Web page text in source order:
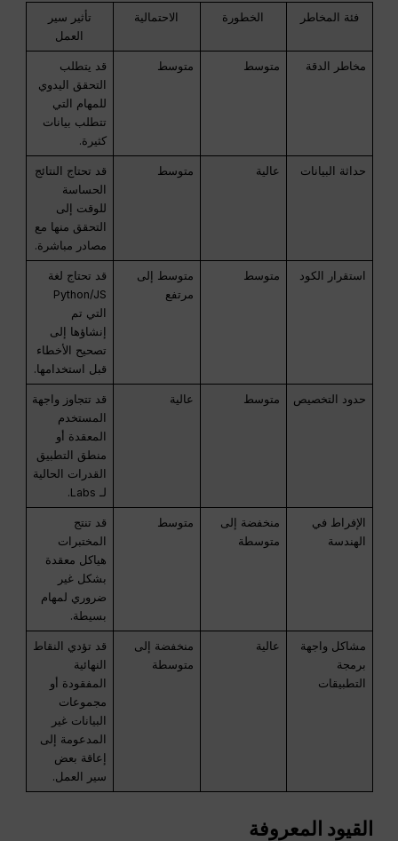
فئة المخاطر الخطورة الاحتمالية
تأثير سير
العمل
مخاطر الدقة متوسط متوسط
قد يتطلب
التحقق اليدوي
للمهام التي
تتطلب بيانات
كثيرة.
حداثة البيانات عالية متوسط
قد تحتاج النتائج
الحساسة
للوقت إلى
التحقق منها مع
مصادر مباشرة.
استقرار الكود متوسط
متوسط إلى
مرتفع
قد تحتاج لغة
Python/JS
التي تم
إنشاؤها إلى
تصحيح الأخطاء
قبل استخدامها.
حدود التخصيص متوسط عالية
قد تتجاوز واجهة
المستخدم
المعقدة أو
منطق التطبيق
القدرات الحالية
لـ Labs.
الإفراط في
الهندسة
منخفضة إلى
متوسطة
متوسط
قد تنتج
المختبرات
هياكل معقدة
بشكل غير
ضروري لمهام
بسيطة.
مشاكل واجهة
برمجة
التطبيقات
عالية
منخفضة إلى
متوسطة
قد تؤدي النقاط
النهائية
المفقودة أو
مجموعات
البيانات غير
المدعومة إلى
إعاقة بعض
سير العمل.
القيود المعروفة